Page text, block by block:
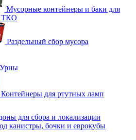
Мусорные контейнеры и баки для
ТКО
Раздельный сбор мусора
Урны
Контейнеры для ртутных ламп
для сбора и локализации
канистры, бочки и еврокубы